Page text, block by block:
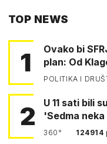
TOP NEWS
1
Ovako bi
plan: Od
POLITIKA I
2
U 11 sati bili su pred Kninom. Gotovina:
'Sedma
360° 124914